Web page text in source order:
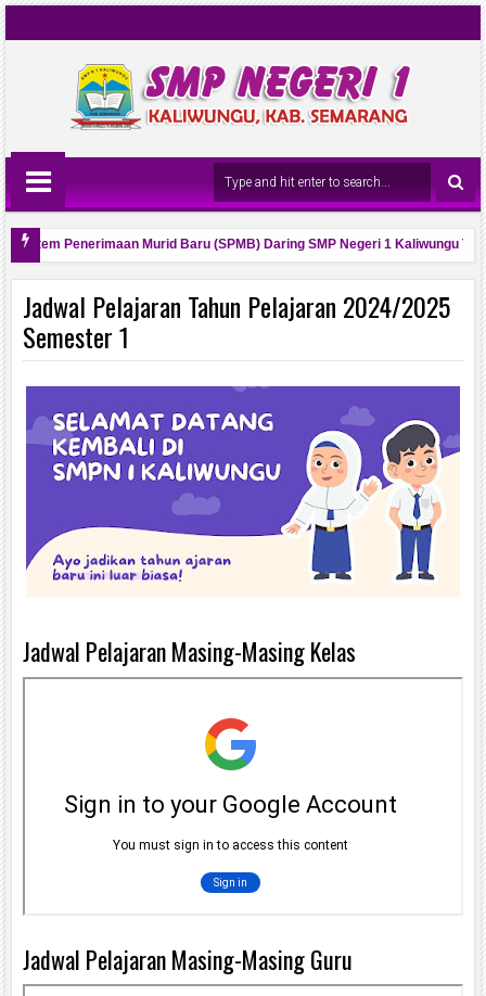
Sistem Penerimaan Murid Baru (SPMB) Daring SMP Negeri 1 Kaliwungu
2026 dan Visi Misinya
Jadwal Pelajaran Tahun Pelajaran 2024/2025
Semester 1
Jadwal Pelajaran Masing-Masing Kelas
Jadwal Pelajaran Masing-Masing Guru